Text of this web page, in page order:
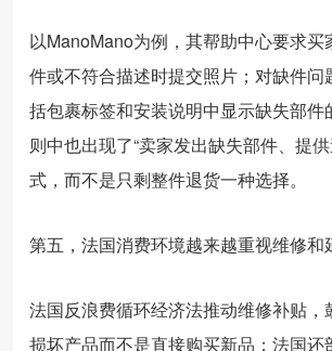
以ManoMano为例，其帮助中心要求买
件或不符合描述时提交照片；对缺件问
括包裹标签和安装说明中显示缺失部件
则中也出现了“卖家发出缺失部件、提
式，而不是只剩整件退货一种选择。
第五，法国消费环境越来越重视维修和
法国反浪费循环经济法推动维修补贴，
损坏产品而不是直接购买新品；法国还